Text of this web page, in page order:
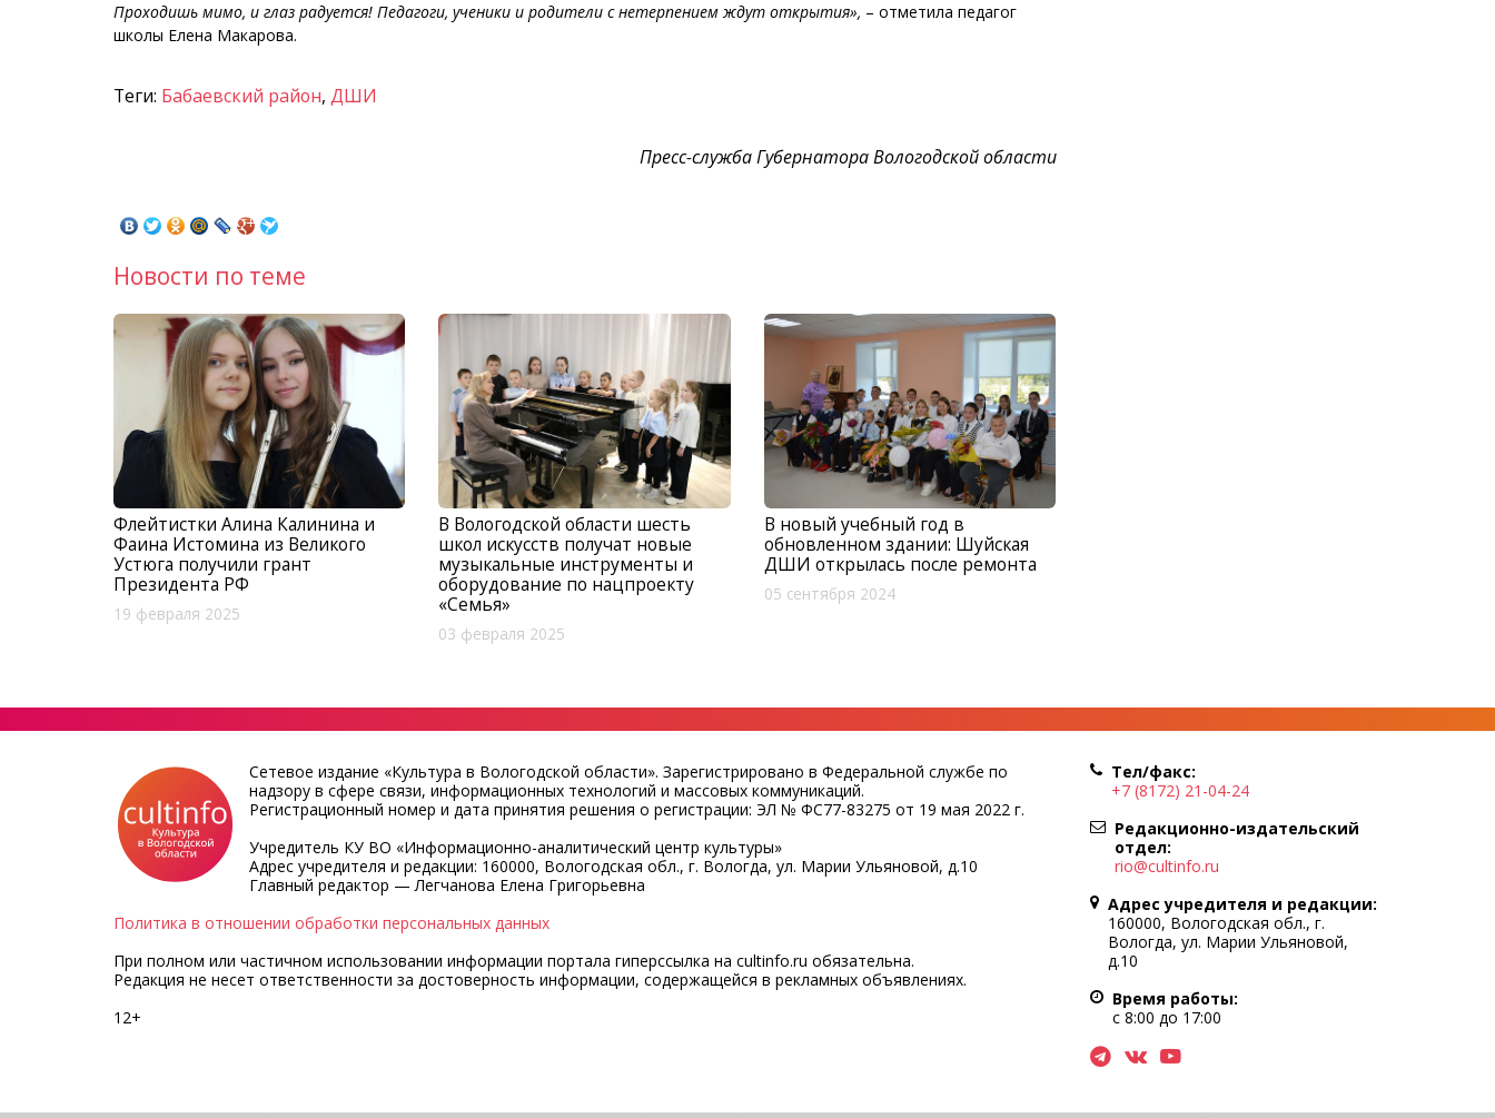
Проходишь мимо, и глаз радуется! Педагоги, ученики и родители с нетерпением ждут открытия», – отметила педагог
школы Елена Макарова.
Теги: Бабаевский район, ДШИ
Пресс-служба Губернатора Вологодской области
Новости по теме
Флейтистки Алина Калинина и
Фаина Истомина из Великого
Устюга получили грант
Президента РФ
19 февраля 2025
В Вологодской области шесть
школ искусств получат новые
музыкальные инструменты и
оборудование по нацпроекту
«Семья»
03 февраля 2025
В новый учебный год в
обновленном здании: Шуйская
ДШИ открылась после ремонта
05 сентября 2024
Сетевое издание «Культура в Вологодской области». Зарегистрировано в Федеральной службе по
надзору в сфере связи, информационных технологий и массовых коммуникаций.
Регистрационный номер и дата принятия решения о регистрации: ЭЛ № ФС77-83275 от 19 мая 2022 г.
Учредитель КУ ВО «Информационно-аналитический центр культуры»
Адрес учредителя и редакции: 160000, Вологодская обл., г. Вологда, ул. Марии Ульяновой, д.10
Главный редактор — Легчанова Елена Григорьевна
Политика в отношении обработки персональных данных
При полном или частичном использовании информации портала гиперссылка на cultinfo.ru обязательна.
Редакция не несет ответственности за достоверность информации, содержащейся в рекламных объявлениях.
12+
Тел/факс:
+7 (8172) 21-04-24
Редакционно-издательский
отдел:
rio@cultinfo.ru
Адрес учредителя и редакции:
160000, Вологодская обл., г.
Вологда, ул. Марии Ульяновой,
д.10
Время работы:
с 8:00 до 17:00